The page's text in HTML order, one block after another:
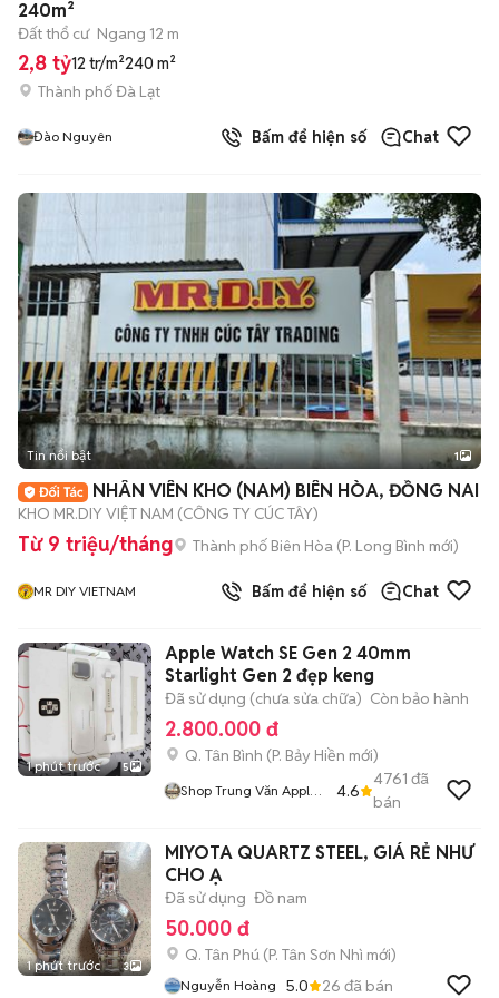
240m²
Đất thổ cư Ngang 12 m
2,8 tỷ12 tr/m²240 m²
Thành phố Đà Lạt
Đào Nguyên Bấm để hiện số Chat
Tin nổi bật 1
NHÂN VIÊN KHO (NAM) BIÊN HÒA, ĐỒNG NAI
KHO MR.DIY VIỆT NAM (CÔNG TY CÚC TÂY)
Từ 9 triệu/tháng Thành phố Biên Hòa (P. Long Bình mới)
MR DIY VIETNAM Bấm để hiện số Chat
1 phút trước 5
Apple Watch SE Gen 2 40mm
Starlight Gen 2 đẹp keng
Đã sử dụng (chưa sửa chữa) Còn bảo hành
2.800.000 đ
Q. Tân Bình (P. Bảy Hiền mới)
Shop Trung Văn Apple
4.6
4761 đã
bán
1 phút trước 3
MIYOTA QUARTZ STEEL, GIÁ RẺ NHƯ
CHO Ạ
Đã sử dụng Đồ nam
50.000 đ
Q. Tân Phú (P. Tân Sơn Nhì mới)
Nguyễn Hoàng 5.0 26 đã bán